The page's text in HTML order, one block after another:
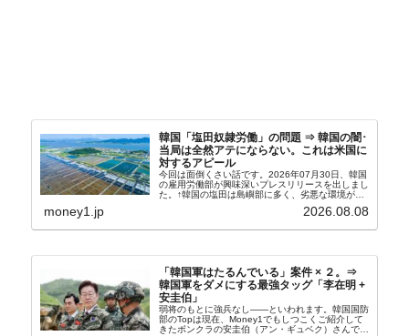
韓国「塩田奴隷労働」の問題 ⇒ 韓国の闇･
当局は全然アテにならない。これは米国に
対するアピール
今回は面倒くさい話です。2026年07月30日、韓国
の雇用労働部が興味深いプレスリリースを出しまし
た。↑韓国の塩田は島嶼部に多く、劣悪な環境が一
たといわれます（後述）。これは、いわゆる「塩田
money1.jp 2026.08.08
「韓国軍はたるんでいる」案件 × ２。⇒
韓国軍をダメにする最強タッグ「李在明 +
安圭伯」
弱将のもとに強兵なし――といわれます。韓国国防
部のTopは現在、Money1でもしつこくご紹介して
きたボンクラの安圭伯（アン・ギュベク）さんで